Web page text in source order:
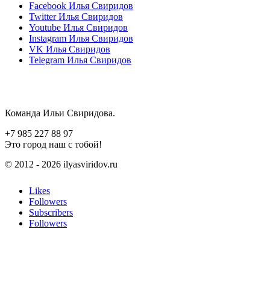
Facebook Илья Свиридов
Twitter Илья Свиридов
Youtube Илья Свиридов
Instagram Илья Свиридов
VK Илья Свиридов
Telegram Илья Свиридов
Команда Ильи Свиридова.
+7 985 227 88 97
Это город наш с тобой!
© 2012 - 2026 ilyasviridov.ru
Likes
Followers
Subscribers
Followers